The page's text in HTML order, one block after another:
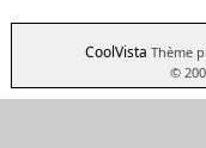
CoolVista Thème
©